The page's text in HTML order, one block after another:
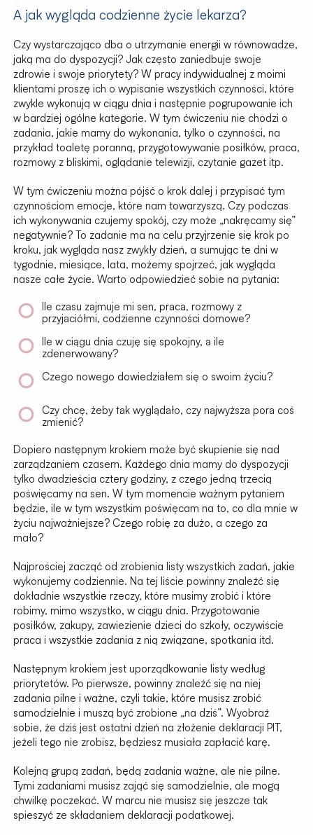
A jak wygląda codzienne życie lekarza?
Czy wystarczająco dba o utrzymanie energii w równowadze,
jaką ma do dyspozycji? Jak często zaniedbuje swoje
zdrowie i swoje priorytety? W pracy indywidualnej z moimi
klientami proszę ich o wypisanie wszystkich czynności, które
zwykle wykonują w ciągu dnia i następnie pogrupowanie ich
w bardziej ogólne kategorie. W tym ćwiczeniu nie chodzi o
zadania, jakie mamy do wykonania, tylko o czynności, na
przykład toaletę poranną, przygotowywanie posiłków, praca,
rozmowy z bliskimi, oglądanie telewizji, czytanie gazet itp.
W tym ćwiczeniu można pójść o krok dalej i przypisać tym
czynnościom emocje, które nam towarzyszą. Czy podczas
ich wykonywania czujemy spokój, czy może „nakręcamy się”
negatywnie? To zadanie ma na celu przyjrzenie się krok po
kroku, jak wygląda nasz zwykły dzień, a sumując te dni w
tygodnie, miesiące, lata, możemy spojrzeć, jak wygląda
nasze całe życie. Warto odpowiedzieć sobie na pytania:
Ile czasu zajmuje mi sen, praca, rozmowy z
przyjaciółmi, codzienne czynności domowe?
Ile w ciągu dnia czuję się spokojny, a ile
zdenerwowany?
Czego nowego dowiedziałem się o swoim życiu?
Czy chcę, żeby tak wyglądało, czy najwyższa pora coś
zmienić?
Dopiero następnym krokiem może być skupienie się nad
zarządzaniem czasem. Każdego dnia mamy do dyspozycji
tylko dwadzieścia cztery godziny, z czego jedną trzecią
poświęcamy na sen. W tym momencie ważnym pytaniem
będzie, ile w tym wszystkim poświęcam na to, co dla mnie w
życiu najważniejsze? Czego robię za dużo, a czego za
mało?
Najprościej zacząć od zrobienia listy wszystkich zadań, jakie
wykonujemy codziennie. Na tej liście powinny znaleźć się
dokładnie wszystkie rzeczy, które musimy zrobić i które
robimy, mimo wszystko, w ciągu dnia. Przygotowanie
posiłków, zakupy, zawiezienie dzieci do szkoły, oczywiście
praca i wszystkie zadania z nią związane, spotkania itd.
Następnym krokiem jest uporządkowanie listy według
priorytetów. Po pierwsze, powinny znaleźć się na niej
zadania pilne i ważne, czyli takie, które musisz zrobić
samodzielnie i muszą być zrobione „na dziś”. Wyobraź
sobie, że dziś jest ostatni dzień na złożenie deklaracji PIT,
jeżeli tego nie zrobisz, będziesz musiała zapłacić karę.
Kolejną grupą zadań, będą zadania ważne, ale nie pilne.
Tymi zadaniami musisz zająć się samodzielnie, ale mogą
chwilkę poczekać. W marcu nie musisz się jeszcze tak
spieszyć ze składaniem deklaracji podatkowej.